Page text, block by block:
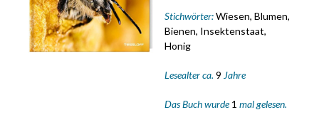
Stichwörter:Wiesen, Blumen,
Bienen, Insektenstaat,
Honig
Lesealter ca.9 Jahre
Das Buch wurde1 mal gelesen.